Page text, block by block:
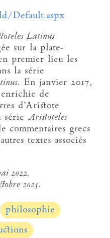
Default.aspx
Latinus
sur la plate-
premier lieu les
la série
. En janvier 2017,
enrichie de
d’Aristote
série Aristoteles
commentaires grecs
textes associés
2022.
2025.
philosophie